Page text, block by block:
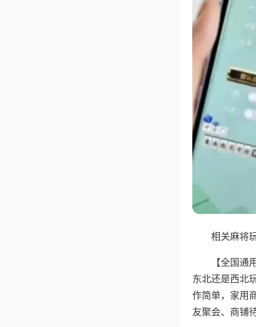
相关麻将
【全国
东北还是西北
作简单，家用
友聚会、商铺